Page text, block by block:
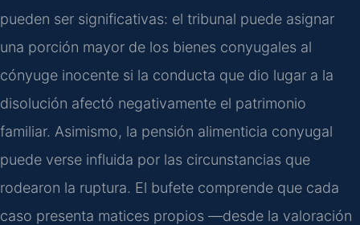
pueden ser significativas: el tribunal puede asignar
una porción mayor de los bienes conyugales al
cónyuge inocente si la conducta que dio lugar a la
disolución afectó negativamente el patrimonio
familiar. Asimismo, la pensión alimenticia conyugal
puede verse influida por las circunstancias que
rodearon la ruptura. El bufete comprende que cada
caso presenta matices propios —desde la valoración